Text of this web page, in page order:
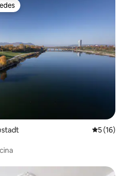
entre huéspedes
5 (16)